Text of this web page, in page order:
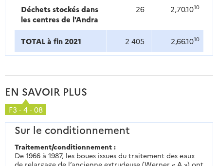
Déchets stockés dans
les centres de l'Andra
26 2,70.1010
TOTAL à fin 2021 2 405 2,66.1010
EN SAVOIR PLUS
F3 - 4 - 08
Sur le conditionnement
Traitement/conditionnement :
De 1966 à 1987, les boues issues du traitement des eaux